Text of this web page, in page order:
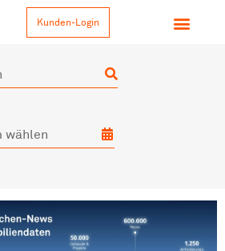
Kunden-Login